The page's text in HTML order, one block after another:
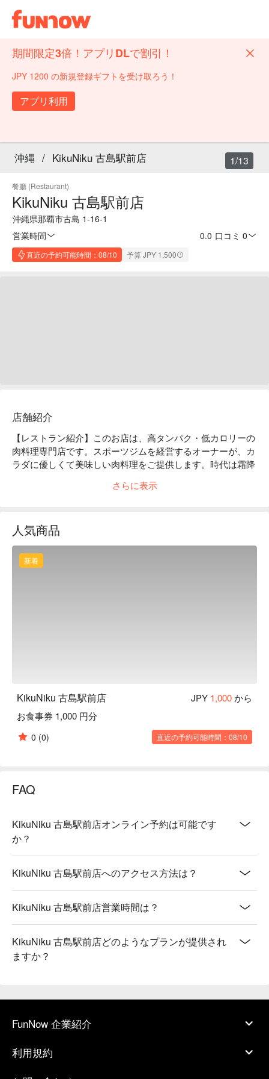
期間限定3倍！アプリDLで割引！
JPY 1200 の新規登録ギフトを受け取ろう！
アプリ利用
沖縄 / KikuNiku 古島駅前店
餐廳 (Restaurant)
KikuNiku 古島駅前店
沖縄県那覇市古島 1-16-1
営業時間
0.0 口コミ 0
直近の予約可能時間：08/10 予算 JPY 1,500
1/13
店舗紹介
【レストラン紹介】このお店は、高タンパク・低カロリーの
肉料理専門店です。スポーツジムを経営するオーナーが、カ
ラダに優しくて美味しい肉料理をご提供します。時代は霜降
高級肉として知られています。
ミスジステーキ：肩甲骨まわりのお肉で、霜降りで柔らかい
部位です。
【お店の雰囲気】オシャレな店内は木の温もりがある空間で
さらに表示
人気商品
新着
KikuNiku 古島駅前店 JPY 1,000から
お食事券 1,000 円分
0 (0) 直近の予約可能時間：08/10
FAQ
KikuNiku 古島駅前店オンライン予約は可能です
か？
KikuNiku 古島駅前店へのアクセス方法は？
KikuNiku 古島駅前店営業時間は？
KikuNiku 古島駅前店どのようなプランが提供され
ますか？
FunNow 企業紹介
利用規約